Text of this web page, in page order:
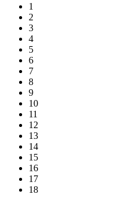
1
2
3
4
5
6
7
8
9
10
11
12
13
14
15
16
17
18